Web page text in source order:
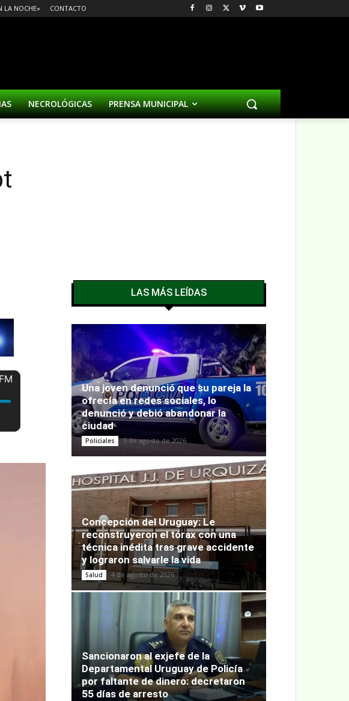
LA NOCHE» CONTACTO
NECROLÓGICAS PRENSA MUNICIPAL
LAS MÁS LEÍDAS
Una joven denunció que su pareja la
ofrecía en redes sociales, lo
denunció y debió abandonar la
ciudad
Policiales 5 de agosto de 2026
Concepción del Uruguay: Le
reconstruyeron el tórax con una
técnica inédita tras grave accidente
y lograron salvarle la vida
Salud 4 de agosto de 2026
Sancionaron al exjefe de la
Departamental Uruguay de Policía
por faltante de dinero: decretaron
55 días de arresto